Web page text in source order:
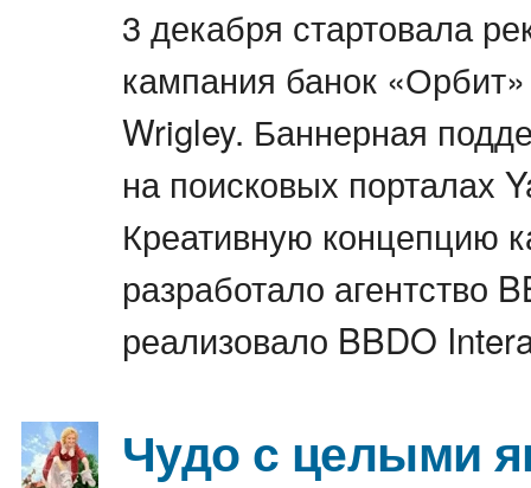
3 декабря стартовала
кампания банок
Wrigley. Баннерная
на поисковых порталах
Креативную концепцию
разработало агентство
реализовало BBDO
Чудо с целыми